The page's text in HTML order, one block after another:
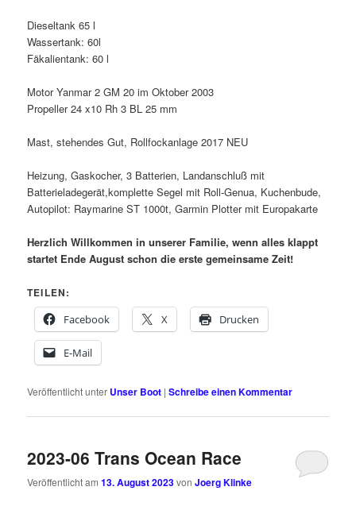
Dieseltank 65 l
Wassertank: 60l
Fäkalientank: 60 l
Motor Yanmar 2 GM 20 im Oktober 2003
Propeller 24 x10 Rh 3 BL 25 mm
Mast, stehendes Gut, Rollfockanlage 2017 NEU
Heizung,Gaskocher,3 Batterien, Landanschluß mit
Batterieladegerät,komplette Segel mit Roll-Genua, Kuchenbude,
Autopilot: Raymarine ST 1000t,Garmin Plotter mit Europakarte
Herzlich Willkommen in unserer Familie, wenn alles klappt
startet Ende August schon die erste gemeinsame Zeit!
TEILEN:
Facebook
X Drucken
E-Mail
Veröffentlicht unter Unser Boot |Schreibe einen Kommentar
2023-06 Trans Ocean Race
Veröffentlicht am13. August 2023vonJoerg Klinke